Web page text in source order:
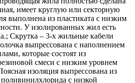
имеет круглую или секторную
выполнена из пластиката с низким
У изолированных жил есть
Скрутка – 3-х жильные кабели
выпрессована с наполнением
которые состоят из
смеси с низким уровнем
изоляция выпрессована из
с низкой